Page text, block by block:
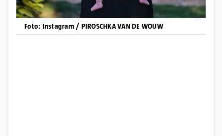
Foto: Instagram / PIROSCHKA VAN DE WOUW